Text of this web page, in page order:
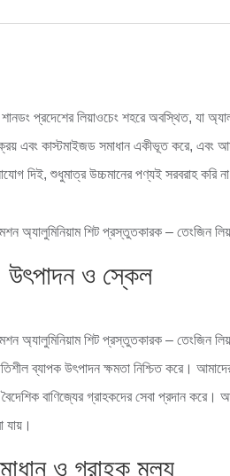
প্রদেশের লিয়াওচেং শহরে অবস্থিত, যা
এবং কাস্টমাইজড সমাধান একীভূত করে, এবং
দিই, শুধুমাত্র উচ্চমানের পণ্যই সরবরাহ করি
উৎপাদন ও স্কেল
ব্যাপক উৎপাদন ক্ষমতা নিশ্চিত করে।
বাণিজ্যের গ্রাহকদের সেবা প্রদান
যায়।
ও গ্রাহক মূল্য